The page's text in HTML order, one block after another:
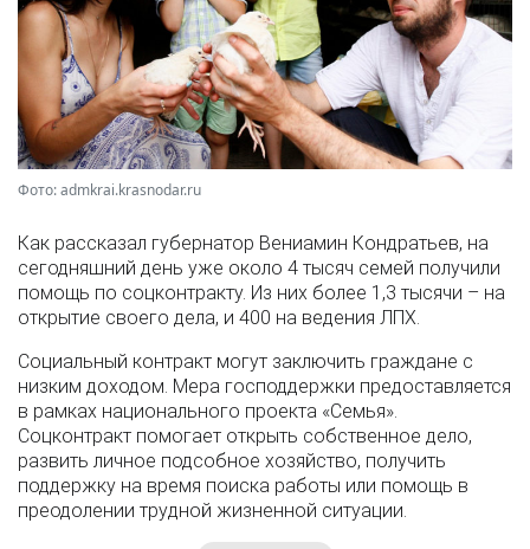
Фото: admkrai.krasnodar.ru
Как рассказал губернатор Вениамин Кондратьев, на
сегодняшний день уже около 4 тысяч семей получили
помощь по соцконтракту. Из них более 1,3 тысячи – на
открытие своего дела, и 400 на ведения ЛПХ.
Социальный контракт могут заключить граждане с
низким доходом. Мера господдержки предоставляется
в рамках национального проекта «Семья».
Соцконтракт помогает открыть собственное дело,
развить личное подсобное хозяйство, получить
поддержку на время поиска работы или помощь в
преодолении трудной жизненной ситуации.